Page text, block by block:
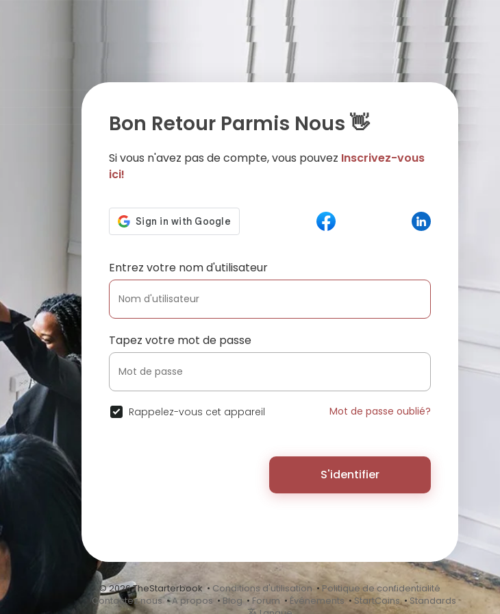
Bon Retour Parmis Nous 👋
Si vous n'avez pas de compte, vous pouvez Inscrivez-vous
ici!
Entrez votre nom d'utilisateur
Tapez votre mot de passe
Rappelez-vous cet appareil Mot de passe oublié?
S'identifier
© 2026 TheStarterbook • Conditions d'utilisation • Politique de confidentialité
•Contactez nous•A propos•Blog • Forum • Événements • StartCoins•Standards